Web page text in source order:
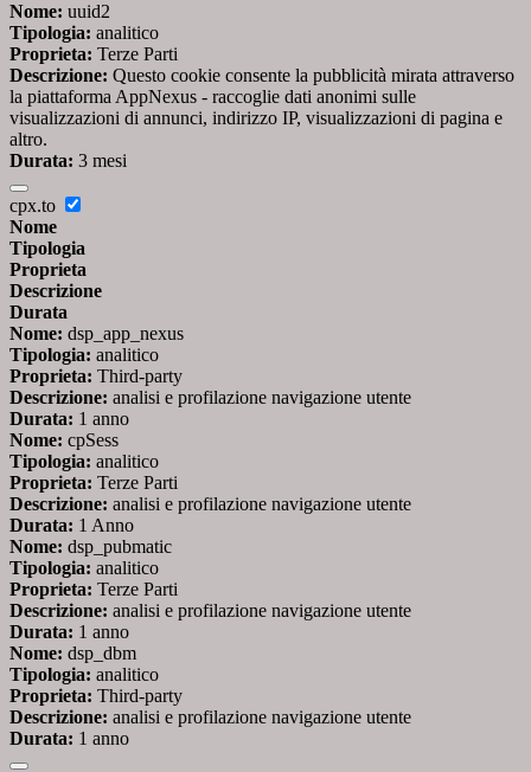
Nome: uuid2
Tipologia: analitico
Proprieta: Terze Parti
Descrizione: Questo cookie consente la pubblicità mirata attraverso
la piattaforma AppNexus - raccoglie dati anonimi sulle
visualizzazioni di annunci, indirizzo IP, visualizzazioni di pagina e
altro.
Durata: 3 mesi
cpx.to
Nome
Tipologia
Proprieta
Descrizione
Durata
Nome: dsp_app_nexus
Tipologia: analitico
Proprieta: Third-party
Descrizione: analisi e profilazione navigazione utente
Durata: 1 anno
Nome: cpSess
Tipologia: analitico
Proprieta: Terze Parti
Descrizione: analisi e profilazione navigazione utente
Durata: 1 Anno
Nome: dsp_pubmatic
Tipologia: analitico
Proprieta: Terze Parti
Descrizione: analisi e profilazione navigazione utente
Durata: 1 anno
Nome: dsp_dbm
Tipologia: analitico
Proprieta: Third-party
Descrizione: analisi e profilazione navigazione utente
Durata: 1 anno